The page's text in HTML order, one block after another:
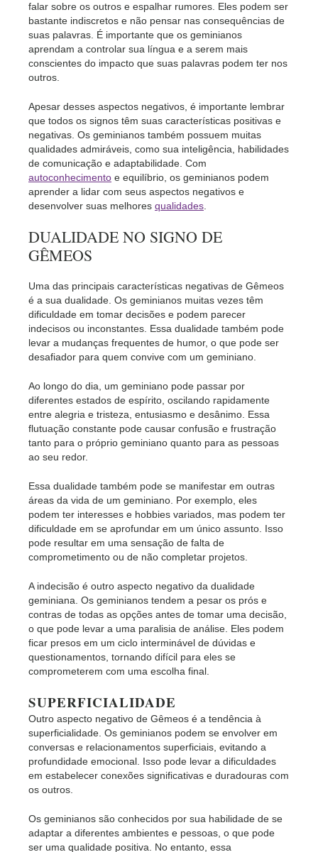
falar sobre os outros e espalhar rumores. Eles podem ser
bastante indiscretos e não pensar nas consequências de
suas palavras. É importante que os geminianos
aprendam a controlar sua língua e a serem mais
conscientes do impacto que suas palavras podem ter nos
outros.
Apesar desses aspectos negativos, é importante lembrar
que todos os signos têm suas características positivas e
negativas. Os geminianos também possuem muitas
qualidades admiráveis, como sua inteligência, habilidades
de comunicação e adaptabilidade. Com
autoconhecimento e equilíbrio, os geminianos podem
aprender a lidar com seus aspectos negativos e
desenvolver suas melhores qualidades
DUALIDADE NO SIGNO DE
GÊMEOS
Uma das principais características negativas de Gêmeos
é a sua dualidade. Os geminianos muitas vezes têm
dificuldade em tomar decisões e podem parecer
indecisos ou inconstantes. Essa dualidade também pode
levar a mudanças frequentes de humor, o que pode ser
desafiador para quem convive com um geminiano.
Ao longo do dia, um geminiano pode passar por
diferentes estados de espírito, oscilando rapidamente
entre alegria e tristeza, entusiasmo e desânimo. Essa
flutuação constante pode causar confusão e frustração
tanto para o próprio geminiano quanto para as pessoas
ao seu redor.
Essa dualidade também pode se manifestar em outras
áreas da vida de um geminiano. Por exemplo, eles
podem ter interesses e hobbies variados, mas podem ter
dificuldade em se aprofundar em um único assunto. Isso
pode resultar em uma sensação de falta de
comprometimento ou de não completar projetos.
A indecisão é outro aspecto negativo da dualidade
geminiana. Os geminianos tendem a pesar os prós e
contras de todas as opções antes de tomar uma decisão,
o que pode levar a uma paralisia de análise. Eles podem
ficar presos em um ciclo interminável de dúvidas e
questionamentos, tornando difícil para eles se
comprometerem com uma escolha final.
SUPERFICIALIDADE
Outro aspecto negativo de Gêmeos é a tendência à
superficialidade. Os geminianos podem se envolver em
conversas e relacionamentos superficiais, evitando a
profundidade emocional. Isso pode levar a dificuldades
em estabelecer conexões significativas e duradouras com
os outros.
Os geminianos são conhecidos por sua habilidade de se
adaptar a diferentes ambientes e pessoas, o que pode
ser uma qualidade positiva. No entanto, essa